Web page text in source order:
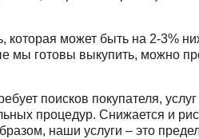
которая может быть на 2-3%
мы готовы выкупить, можно
поисков покупателя, услуг
процедур. Снижается и
наши услуги – это